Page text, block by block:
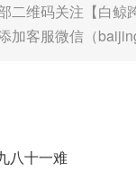
二维码关注【白
加客服微信（
八十一难